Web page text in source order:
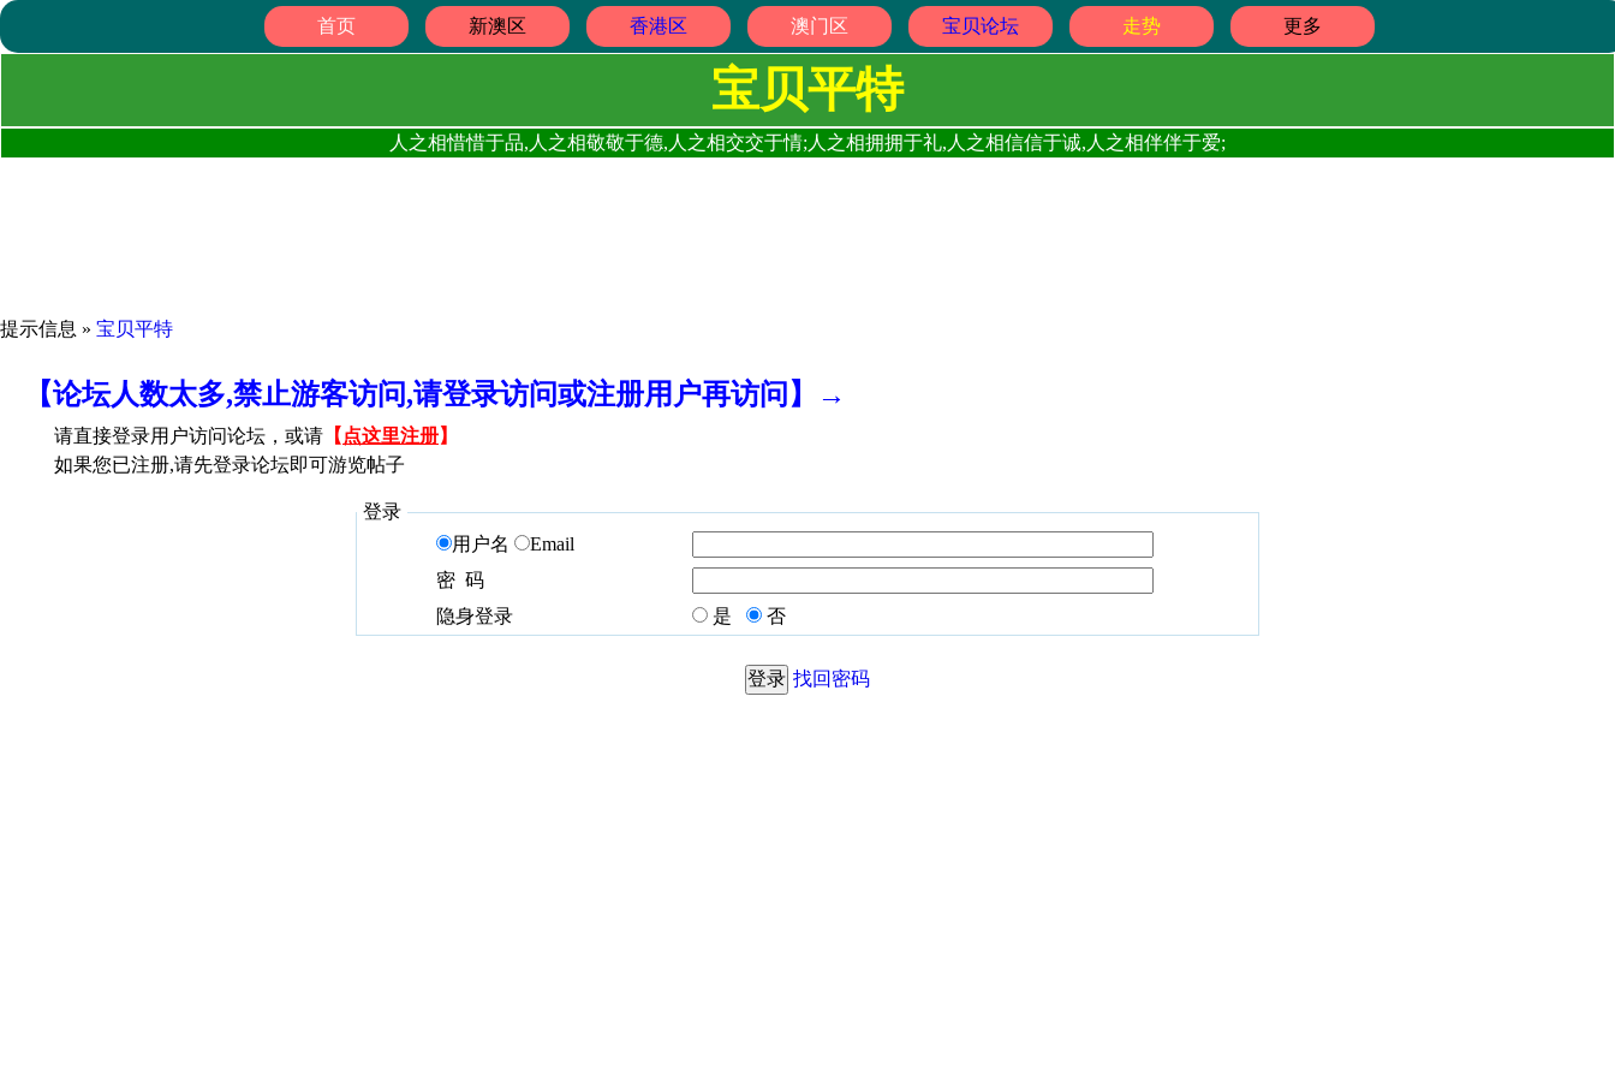
首页 新澳区 香港区 澳门区 宝贝论坛 走势 更多
宝贝平特
人之相惜惜于品,人之相敬敬于德,人之相交交于情;人之相拥拥于礼,人之相信信于诚,人之相伴伴于爱;
提示信息 » 宝贝平特
【论坛人数太多,禁止游客访问,请登录访问或注册用户再访问】→
请直接登录用户访问论坛，或请 【 点这里注册】
如果您已注册,请先登录论坛即可游览帖子
登录
用户名
Email
密 码
隐身登录
是 否
找回密码